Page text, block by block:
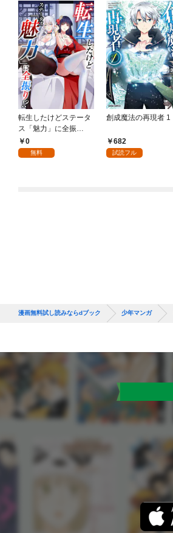
転生したけどステータ
ス「魅力」に全振
り！？(1)
0
無料
創成魔法の再現者 1
682
試読フル
漫画無料試し読みならdブック 少年マンガ